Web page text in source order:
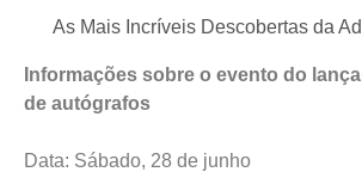
As Mais Incríveis Descobertas da
Informações sobre o evento do
de autógrafos
Data: Sábado, 28 de junho